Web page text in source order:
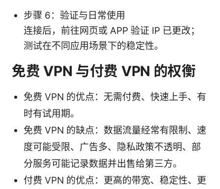
步骤 6：验证与日常使用
连接后，前往网页或 APP 验证 IP 已更改；
测试在不同应用场景下的稳定性。
免费 VPN 与付费 VPN 的权衡
免费 VPN 的优点：无需付费、快速上手、有
时有试用期。
免费 VPN 的缺点：数据流量经常有限制、速
度可能受限、广告多、隐私政策不透明、部
分服务可能记录数据并出售给第三方。
付费 VPN 的优点：更高的带宽、稳定性、更